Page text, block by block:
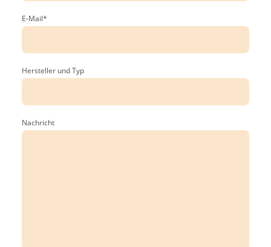
E-Mail*
Hersteller und Typ
Nachricht